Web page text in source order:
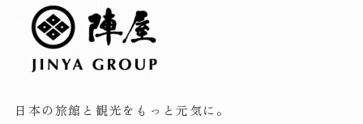
日本の旅館と観光をもっと元気に。